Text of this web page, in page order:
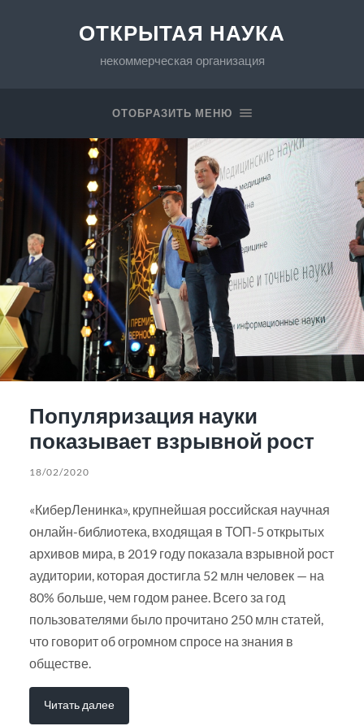
ОТКРЫТАЯ НАУКА
некоммерческая организация
ОТОБРАЗИТЬ МЕНЮ
Популяризация науки
показывает взрывной рост
18/02/2020
«КиберЛенинка», крупнейшая российская научная
онлайн-библиотека, входящая в ТОП-5 открытых
архивов мира, в 2019 году показала взрывной рост
аудитории, которая достигла 52 млн человек — на
80% больше, чем годом ранее. Всего за год
пользователями было прочитано 250 млн статей,
что говорит об огромном спросе на знания в
обществе.
Читать далее